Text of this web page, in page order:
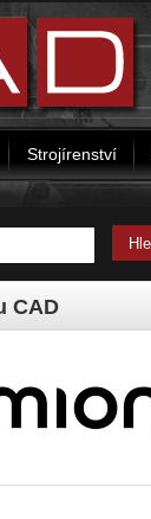
Strojírenství
CAD